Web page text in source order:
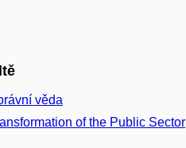
věda
of the Public Sector